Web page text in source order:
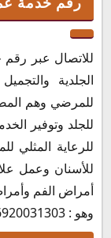
للاتصال عبر
الجلدية
للمرضي وهم
للجلد وتوفير
للرعاية المثلي
للأسنان وعمل
أمراض الفم
وهو : 966920031303